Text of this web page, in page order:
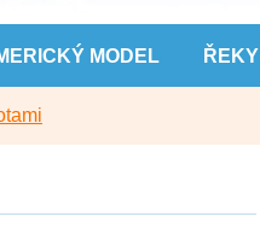
MODEL ŘEKY